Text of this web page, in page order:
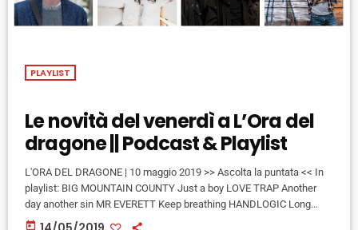
PLAYLIST
Le novità del venerdì a L’Ora del
dragone || Podcast & Playlist
L'ORA DEL DRAGONE | 10 maggio 2019 >> Ascolta la puntata << In
playlist: BIG MOUNTAIN COUNTY Just a boy LOVE TRAP Another
day another sin MR EVERETT Keep breathing HANDLOGIC Long
distance relationship IKE Flughafen love THE WINSTONS
today